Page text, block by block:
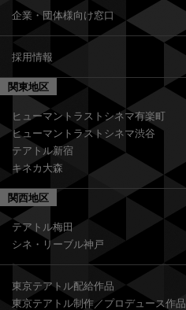
企業・団体様向け窓口
採用情報
関東地区
ヒューマントラストシネマ有楽町
ヒューマントラストシネマ渋谷
テアトル新宿
キネカ大森
関西地区
テアトル梅田
シネ・リーブル神戸
東京テアトル配給作品
東京テアトル制作／プロデュース作品